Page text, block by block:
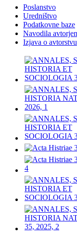
Poslanstvo
Uredništvo
Podatkovne baze
Navodila
Izjava o avtorstvu